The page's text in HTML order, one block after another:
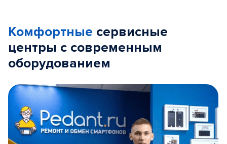
Комфортные сервисные
центры с современным
оборудованием